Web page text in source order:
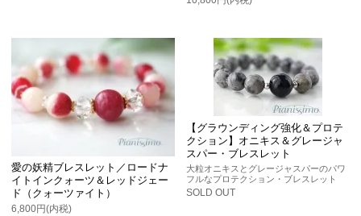
愛の妖精ブレスレット／ロードナ
イトインクォーツ＆レッドジェー
ド（クォーツァイト）
6,800円(内税)
【グラウンディング強化＆プロテ
クション】オニキス＆グレージャ
スパー・ブレスレット
大粒オニキスとグレージャスパーのパワ
フルなプロテクション・ブレスレット
SOLD OUT